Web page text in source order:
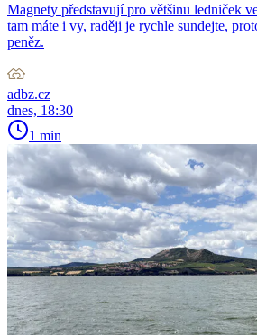
Magnety představují pro většinu ledniček
tam máte i vy, raději je rychle sundejte,
peněz.
adbz.cz
dnes, 18:30
1 min